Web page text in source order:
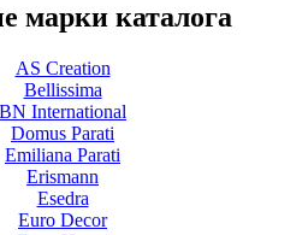
марки каталога
AS Creation
Bellissima
BN International
Domus Parati
Emiliana Parati
Erismann
Esedra
Euro Decor